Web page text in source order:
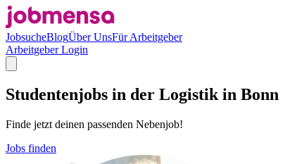
JobsucheBlogÜber UnsFür Arbeitgeber
Arbeitgeber Login
Studentenjobs in der Logistik in Bonn
Finde jetzt deinen passenden Nebenjob!
Jobs finden